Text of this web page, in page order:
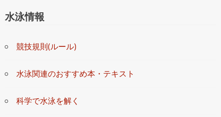
水泳情報
競技規則(ルール)
水泳関連のおすすめ本・テキスト
科学で水泳を解く